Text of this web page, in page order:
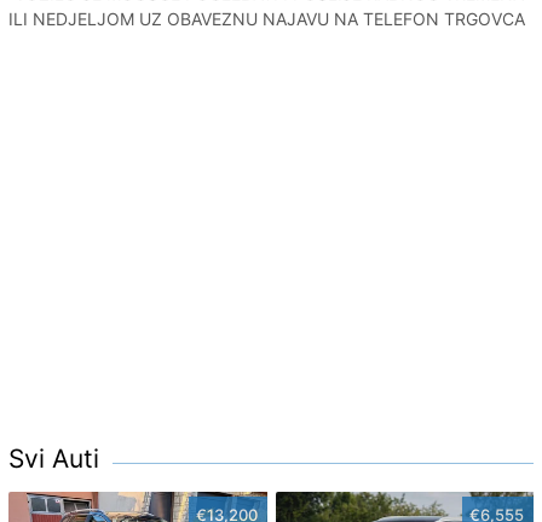
ILI NEDJELJOM UZ OBAVEZNU NAJAVU NA TELEFON TRGOVCA
Svi Auti
€13,200 €6,555